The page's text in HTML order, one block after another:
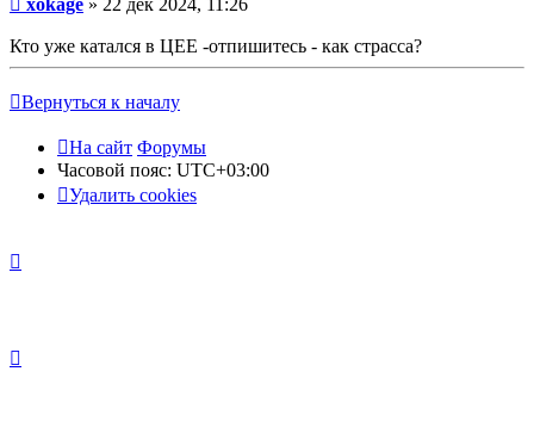
Кто уже катался в ЦЕЕ -отпишитесь - как страсса?
Вернуться к началу
На сайт Форумы
Часовой пояс: UTC+03:00
Удалить cookies